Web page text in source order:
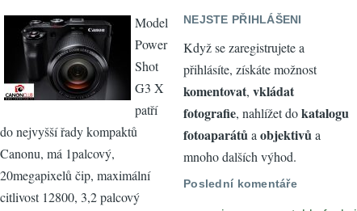
Model
Power
Shot
G3 X
patří
do nejvyšší řady kompaktů
Canonu, má 1palcový,
20megapixelů čip, maximální
citlivost 12800, 3,2 palcový
NEJSTE PŘIHLÁŠENI
Když se zaregistrujete a
přihlásíte, získáte možnost
komentovat, vkládat
fotografie, nahlížet dokatalogu
fotoaparátůa objektivůa
mnoho dalších výhod.
Poslední komentáře